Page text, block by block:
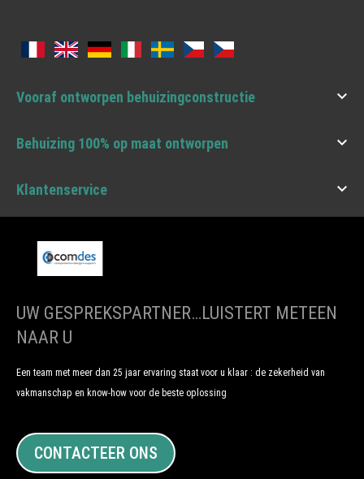
Vooraf ontworpen behuizingconstructie 
Behuizing 100% op maat ontworpen 
Klantenservice 
UW GESPREKSPARTNER…LUISTERT METEEN
NAAR U
Een team met meer dan 25 jaar ervaring staat voor u klaar : de zekerheid van
vakmanschap en know-how voor de beste oplossing
CONTACTEER ONS